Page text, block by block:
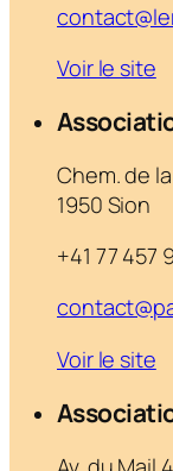
Voir le site
Chem. de
1950 Sion
+41 77 457
Voir le site